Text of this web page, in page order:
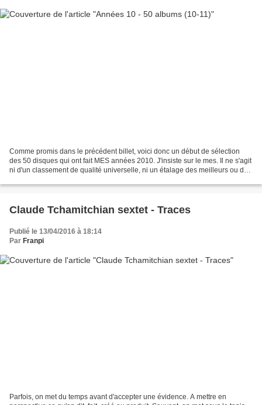
Comme promis dans le précédent billet, voici donc un début de sélection
des 50 disques qui ont fait MES années 2010. J'insiste sur le mes. Il ne s'agit
ni d'un classement de qualité universelle, ni un étalage des meilleurs ou des
Claude Tchamitchian sextet - Traces
Publié le 13/04/2016 à 18:14
Par Franpi
Parfois, on met du temps avant d'accepter une évidence. A mettre en